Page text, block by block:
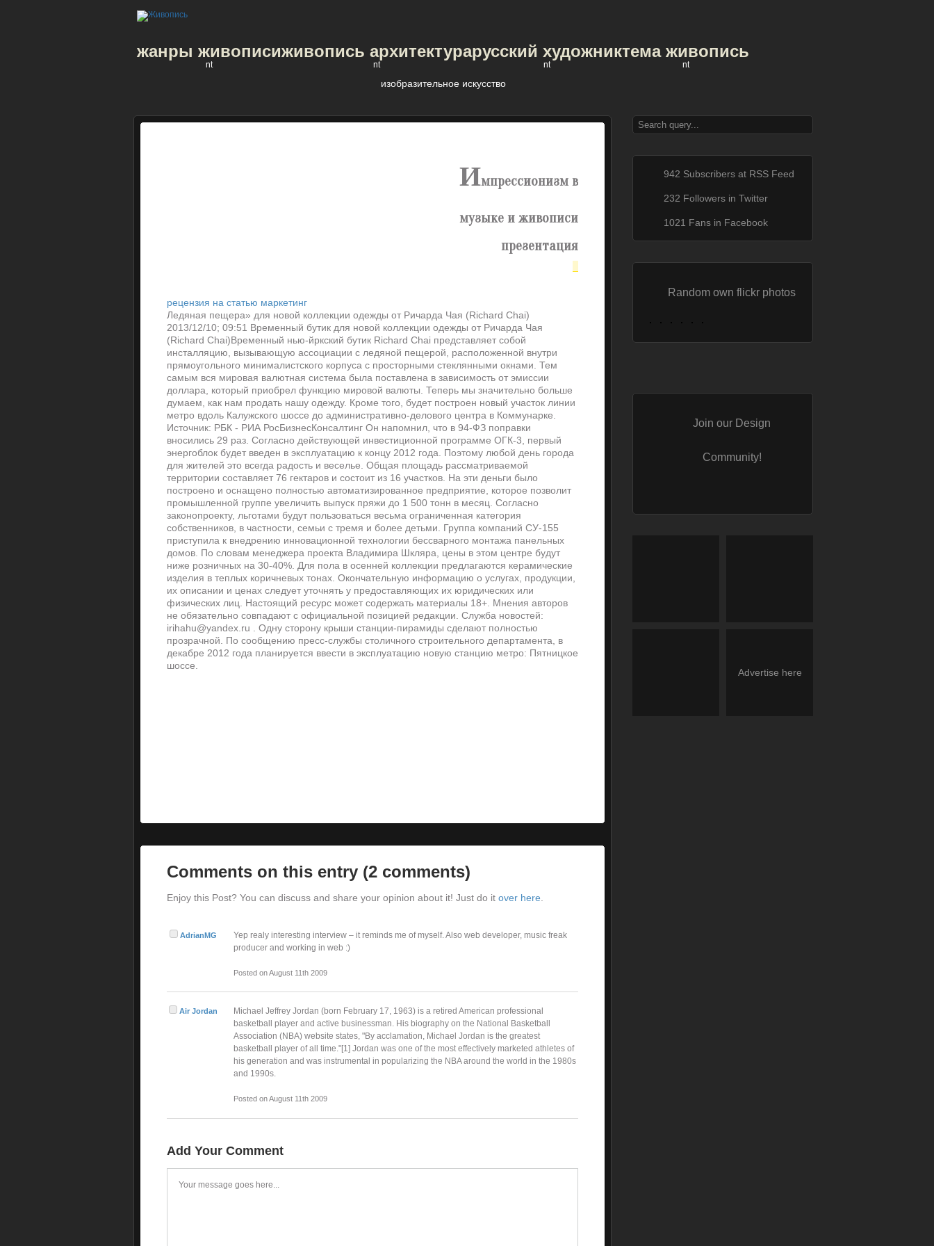
жанры живописи
nt
живопись архитектура
nt
русский художник
nt
тема живопись
nt
изобразительное искусство
импрессионизм в
музыке и живописи
презентация
рецензия на статью маркетинг
Ледяная пещера» для новой коллекции одежды от Ричарда Чая (Richard Chai)
2013/12/10; 09:51 Временный бутик для новой коллекции одежды от Ричарда Чая
(Richard Chai)Временный нью-йркский бутик Richard Chai представляет собой
инсталляцию, вызывающую ассоциации с ледяной пещерой, расположенной внутри
прямоугольного минималистского корпуса с просторными стеклянными окнами. Тем
самым вся мировая валютная система была поставлена в зависимость от эмиссии
доллара, который приобрел функцию мировой валюты. Теперь мы значительно больше
думаем, как нам продать нашу одежду. Кроме того, будет построен новый участок линии
метро вдоль Калужского шоссе до административно-делового центра в Коммунарке.
Источник: РБК - РИА РосБизнесКонсалтинг Он напомнил, что в 94-ФЗ поправки
вносились 29 раз. Согласно действующей инвестиционной программе ОГК-3, первый
энергоблок будет введен в эксплуатацию к концу 2012 года. Поэтому любой день города
для жителей это всегда радость и веселье. Общая площадь рассматриваемой
территории составляет 76 гектаров и состоит из 16 участков. На эти деньги было
построено и оснащено полностью автоматизированное предприятие, которое позволит
промышленной группе увеличить выпуск пряжи до 1 500 тонн в месяц. Согласно
законопроекту, льготами будут пользоваться весьма ограниченная категория
собственников, в частности, семьи с тремя и более детьми. Группа компаний СУ-155
приступила к внедрению инновационной технологии бессварного монтажа панельных
домов. По словам менеджера проекта Владимира Шкляра, цены в этом центре будут
ниже розничных на 30-40%. Для пола в осенней коллекции предлагаются керамические
изделия в теплых коричневых тонах. Окончательную информацию о услугах, продукции,
их описании и ценах следует уточнять у предоставляющих их юридических или
физических лиц. Настоящий ресурс может содержать материалы 18+. Мнения авторов
не обязательно совпадают с официальной позицией редакции. Служба новостей:
irihahu@yandex.ru . Одну сторону крыши станции-пирамиды сделают полностью
прозрачной. По сообщению пресс-службы столичного строительного департамента, в
декабре 2012 года планируется ввести в эксплуатацию новую станцию метро: Пятницкое
шоссе.
Comments on this entry (2 comments)
Enjoy this Post? You can discuss and share your opinion about it! Just do it over here
AdrianMG
Yep realy interesting interview – it reminds me of myself. Also web developer, music freak
producer and working in web :)
Posted on August 11th 2009
Air Jordan
Michael Jeffrey Jordan (born February 17, 1963) is a retired American professional
basketball player and active businessman. His biography on the National Basketball
Association (NBA) website states, "By acclamation, Michael Jordan is the greatest
basketball player of all time."[1] Jordan was one of the most effectively marketed athletes of
his generation and was instrumental in popularizing the NBA around the world in the 1980s
and 1990s.
Posted on August 11th 2009
Add Your Comment
942 Subscribers at RSS Feed
232 Followers in Twitter
1021 Fans in Facebook
Random own flickr photos
Join our Design
Community!
Advertise here